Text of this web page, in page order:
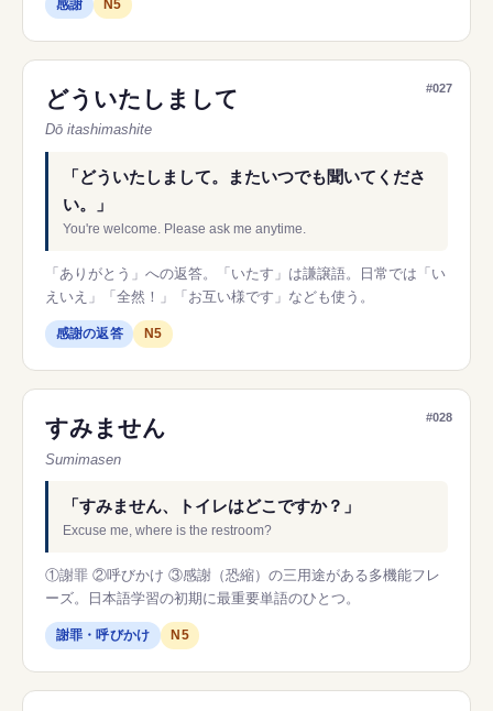
感謝 N5
#027
どういたしまして
Dō itashimashite
「どういたしまして。またいつでも聞いてくださ
い。」
You're welcome. Please ask me anytime.
「ありがとう」への返答。「いたす」は謙譲語。日常では「い
えいえ」「全然！」「お互い様です」なども使う。
感謝の返答 N5
#028
すみません
Sumimasen
「すみません、トイレはどこですか？」
Excuse me, where is the restroom?
①謝罪 ②呼びかけ ③感謝（恐縮）の三用途がある多機能フレ
ーズ。日本語学習の初期に最重要単語のひとつ。
謝罪・呼びかけ N5